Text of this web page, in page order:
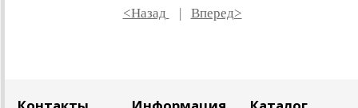
<Назад Вперед>